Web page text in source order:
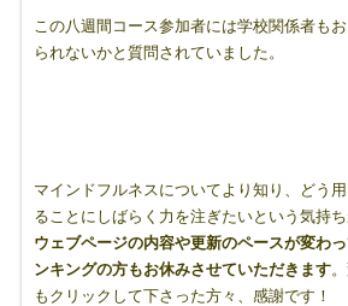
この八週間コース参加者には学校関係者も
られないかと質問されていました。
マインドフルネスについてより知り、どう
ることにしばらく力を注ぎたいという気持ち
ウェブページの内容や更新のペースが変わ
ンキングの方もお休みさせていただきます
もクリックして下さった方々、感謝です！